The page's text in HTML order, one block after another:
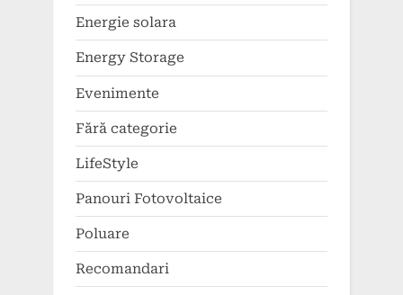
Energie solara
Energy Storage
Evenimente
Fără categorie
LifeStyle
Panouri Fotovoltaice
Poluare
Recomandari